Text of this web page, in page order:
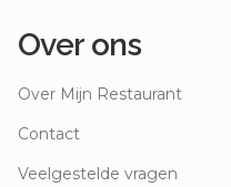
Over ons
Over Mijn Restaurant
Contact
Veelgestelde vragen